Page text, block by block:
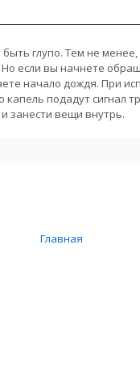
глупо. Тем не
если вы начнете
начало дождя. При
подадут сигнал
занести вещи внутрь.
Главная